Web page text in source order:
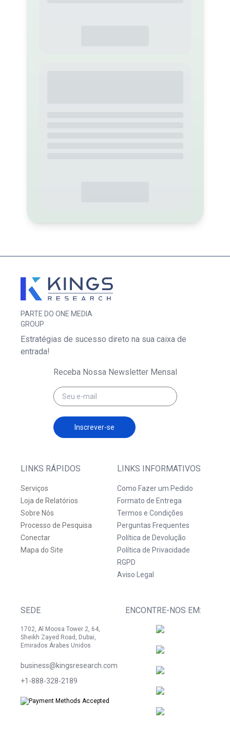
PARTE DO ONE MEDIA
GROUP
LINKS RÁPIDOS
Serviços
Loja de Relatórios
Sobre Nós
Processo de Pesquisa
Conectar
Mapa do Site
LINKS INFORMATIVOS
Como Fazer um Pedido
Formato de Entrega
Termos e Condições
Perguntas Frequentes
Política de Devolução
Política de Privacidade
RGPD
Aviso Legal
SEDE
1702, Al Moosa Tower 2, 64,
Sheikh Zayed Road, Dubai,
Emirados Árabes Unidos
business@kingsresearch.com
+1-888-328-2189
ENCONTRE-NOS EM:
Estratégias de sucesso direto na sua caixa de
entrada!
Receba Nossa Newsletter Mensal
Inscrever-se